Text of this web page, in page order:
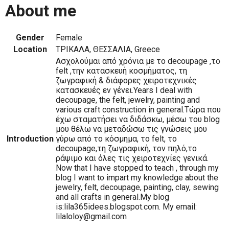
About me
Gender
Female
Location
ΤΡΙΚΑΛΑ, ΘΕΣΣΑΛΙΑ, Greece
Introduction
Ασχολούμαι από χρόνια με το decoupage ,το
felt ,την κατασκευή κοσμήματος, τη
ζωγραφική & διάφορες χειροτεχνικές
κατασκευές εν γένει.Years I deal with
decoupage, the felt, jewelry, painting and
various craft construction in general.Τώρα που
έχω σταματήσει να διδάσκω, μέσω του blog
μου θέλω να μεταδώσω τις γνώσεις μου
γύρω από το κόσμημα, το felt, το
decoupage,τη ζωγραφική, τον πηλό,το
ράψιμο και όλες τις χειροτεχνίες γενικά.
Now that I have stopped to teach , through my
blog I want to impart my knowledge about the
jewelry, felt, decoupage, painting, clay, sewing
and all crafts in general.My blog
is:lila365idees.blogspot.com. My email:
lilaloloy@gmail.com